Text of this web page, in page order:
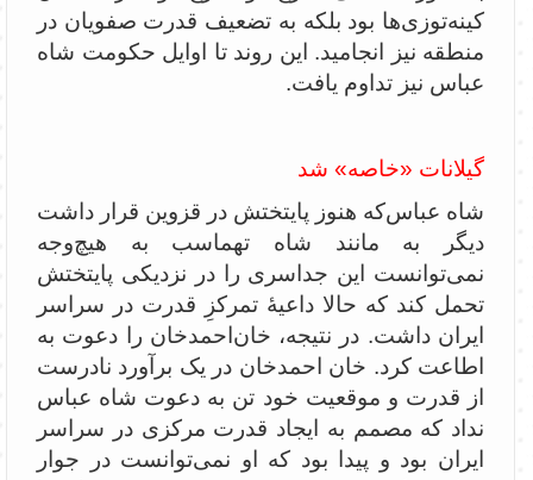
کینه‌توزی‌ها بود بلکه به تضعیف قدرت صفویان در
منطقه نیز انجامید. این روند تا اوایل حکومت شاه
عباس نیز تداوم یافت.
گیلانات «خاصه» شد
شاه عباس‌که هنوز پایتختش در قزوین قرار داشت
دیگر به مانند شاه تهماسب به هیچ‌وجه
نمی‌توانست این جداسری را در نزدیکی پایتختش
تحمل کند که حالا داعیۀ تمرکزِ قدرت در سراسر
ایران داشت. در نتیجه، خان‌احمدخان را دعوت به
اطاعت کرد. خان احمدخان در یک برآورد نادرست
از قدرت و موقعیت خود تن به دعوت شاه عباس
نداد که مصمم به ایجاد قدرت مرکزی در سراسر
ایران بود و پیدا بود که او نمی‌توانست در جوار